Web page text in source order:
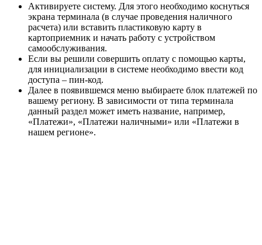
Активируете систему. Для этого необходимо коснуться
экрана терминала (в случае проведения наличного
расчета) или вставить пластиковую карту в
картоприемник и начать работу с устройством
самообслуживания.
Если вы решили совершить оплату с помощью карты,
для инициализации в системе необходимо ввести код
доступа – пин-код.
Далее в появившемся меню выбираете блок платежей по
вашему региону. В зависимости от типа терминала
данный раздел может иметь название, например,
«Платежи», «Платежи наличными» или «Платежи в
нашем регионе».